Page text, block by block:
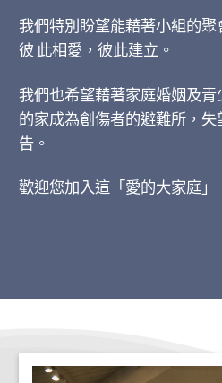
我們特別盼望能藉著小組的
彼 此相愛，彼此建立。
我們也希望藉著家庭婚姻及
的家成為創傷者的避難所，
告。
歡迎您加入這「愛的大家庭」